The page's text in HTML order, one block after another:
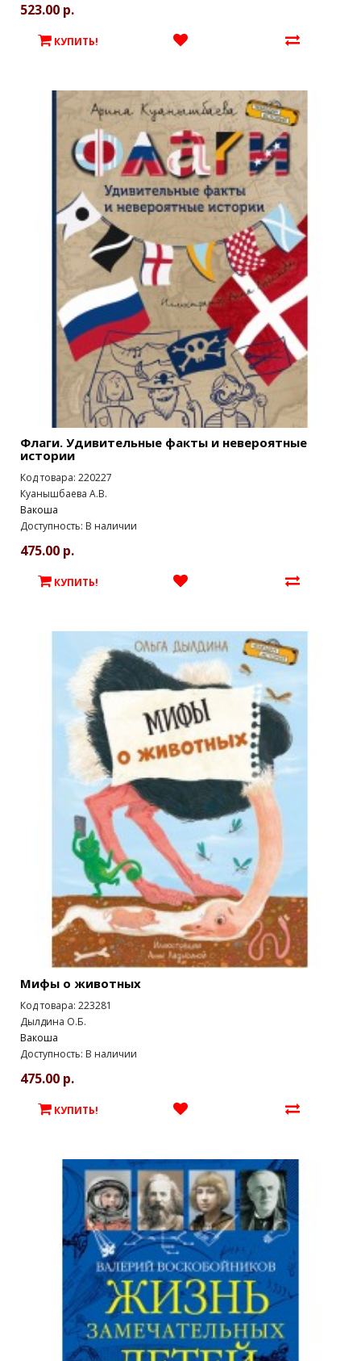
523.00 р.
КУПИТЬ!
Флаги. Удивительные факты и невероятные
истории
Код товара: 220227
Куанышбаева А.В.
Вакоша
Доступность: В наличии
475.00 р.
КУПИТЬ!
Мифы о животных
Код товара: 223281
Дылдина О.Б.
Вакоша
Доступность: В наличии
475.00 р.
КУПИТЬ!